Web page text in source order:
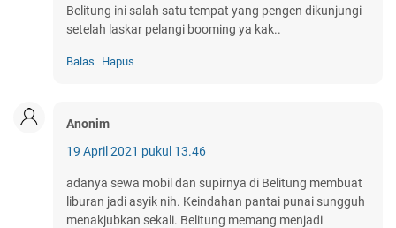
Belitung ini salah satu tempat yang pengen dikunjungi
setelah laskar pelangi booming ya kak..
Balas Hapus
Anonim
19 April 2021 pukul 13.46
adanya sewa mobil dan supirnya di Belitung membuat
liburan jadi asyik nih. Keindahan pantai punai sungguh
menakjubkan sekali. Belitung memang menjadi